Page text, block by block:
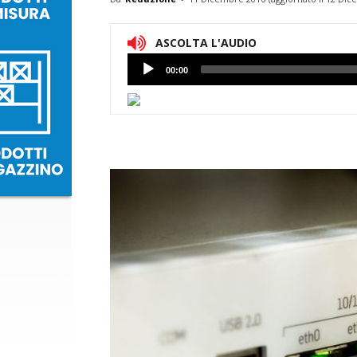
ASCOLTA L'AUDIO
Lettore
Audio
00:00